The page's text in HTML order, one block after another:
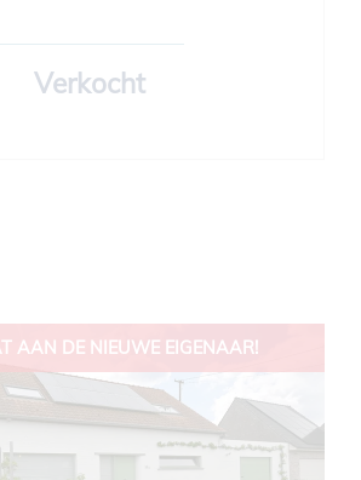
Verkocht
AAN DE NIEUWE EIGENAAR!